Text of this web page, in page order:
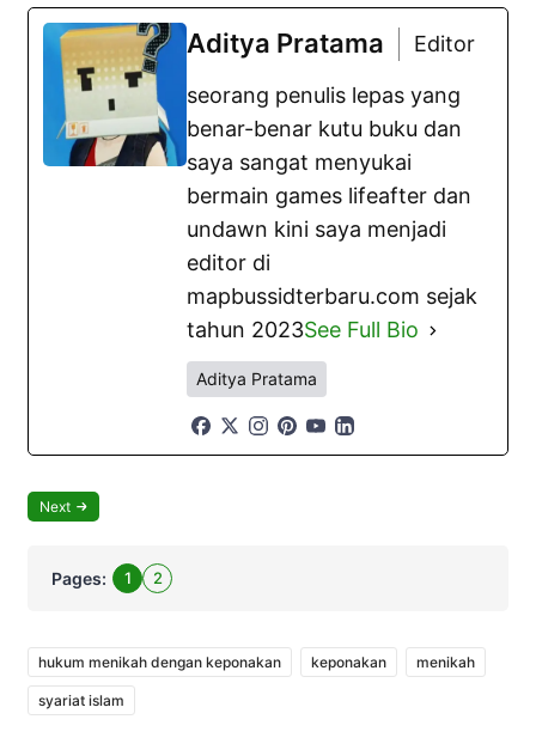
Aditya Pratama Editor
seorang penulis lepas yang
benar-benar kutu buku dan
saya sangat menyukai
bermain games lifeafter dan
undawn kini saya menjadi
editor di
mapbussidterbaru.com sejak
tahun 2023See Full Bio
Aditya Pratama
Next
Pages: 1 2
hukum menikah dengan keponakan keponakan menikah
syariat islam